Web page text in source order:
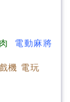
電動麻將
機 電玩